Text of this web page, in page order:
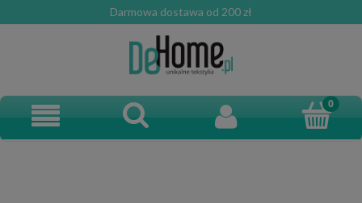
Darmowa dostawa od 200 zł